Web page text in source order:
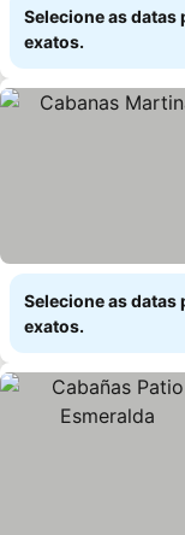
Selecione as datas
exatos.
Selecione as datas
exatos.